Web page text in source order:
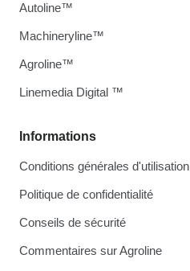
Informations
Conditions générales d'utilisation
Politique de confidentialité
Conseils de sécurité
Commentaires sur Agroline
Autoline™
Machineryline™
Agroline™
Linemedia Digital ™